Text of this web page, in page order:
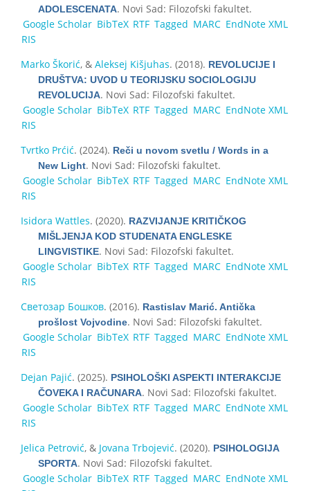
ADOLESCENATA. Novi Sad: Filozofski fakultet.
Google Scholar BibTeX RTF Tagged MARC EndNote XML
RIS
Marko Škorić, & Aleksej Kišjuhas. (2018). REVOLUCIJE I
DRUŠTVA: UVOD U TEORIJSKU SOCIOLOGIJU
REVOLUCIJA. Novi Sad: Filozofski fakultet.
Google Scholar BibTeX RTF Tagged MARC EndNote XML
RIS
Tvrtko Prćić. (2024). Reči u novom svetlu / Words in a
New Light. Novi Sad: Filozofski fakultet.
Google Scholar BibTeX RTF Tagged MARC EndNote XML
RIS
Isidora Wattles. (2020). RAZVIJANJE KRITIČKOG
MIŠLJENJA KOD STUDENATA ENGLESKE
LINGVISTIKE. Novi Sad: Filozofski fakultet.
Google Scholar BibTeX RTF Tagged MARC EndNote XML
RIS
Светозар Бошков. (2016). Rastislav Marić. Antička
prošlost Vojvodine. Novi Sad: Filozofski fakultet.
Google Scholar BibTeX RTF Tagged MARC EndNote XML
RIS
Dejan Pajić. (2025). PSIHOLOŠKI ASPEKTI INTERAKCIJE
ČOVEKA I RAČUNARA. Novi Sad: Filozofski fakultet.
Google Scholar BibTeX RTF Tagged MARC EndNote XML
RIS
Jelica Petrović, & Jovana Trbojević. (2020). PSIHOLOGIJA
SPORTA. Novi Sad: Filozofski fakultet.
Google Scholar BibTeX RTF Tagged MARC EndNote XML